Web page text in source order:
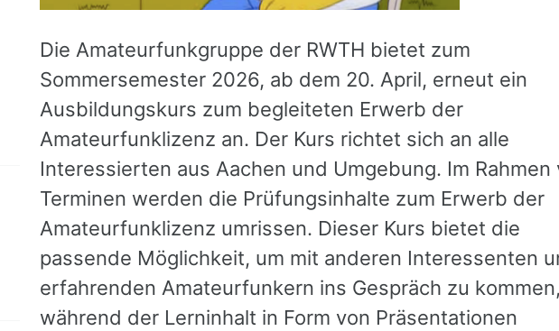
Die Amateurfunkgruppe der RWTH bietet zum
Sommersemester 2026, ab dem 20. April, erneut ein
Ausbildungskurs zum begleiteten Erwerb der
Amateurfunklizenz an. Der Kurs richtet sich an alle
Interessierten aus Aachen und Umgebung. Im Rahmen
Terminen werden die Prüfungsinhalte zum Erwerb der
Amateurfunklizenz umrissen. Dieser Kurs bietet die
passende Möglichkeit, um mit anderen Interessenten
erfahrenden Amateurfunkern ins Gespräch zu kommen,
während der Lerninhalt in Form von Präsentationen